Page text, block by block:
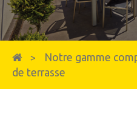
> Notre gamme
de terrasse